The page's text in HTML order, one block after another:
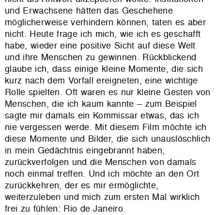
und Erwachsene hätten das Geschehene
möglicherweise verhindern können, taten es aber
nicht. Heute frage ich mich, wie ich es geschafft
habe, wieder eine positive Sicht auf diese Welt
und ihre Menschen zu gewinnen. Rückblickend
glaube ich, dass einige kleine Momente, die sich
kurz nach dem Vorfall ereigneten, eine wichtige
Rolle spielten. Oft waren es nur kleine Gesten von
Menschen, die ich kaum kannte – zum Beispiel
sagte mir damals ein Kommissar etwas, das ich
nie vergessen werde. Mit diesem Film möchte ich
diese Momente und Bilder, die sich unauslöschlich
in mein Gedächtnis eingebrannt haben,
zurückverfolgen und die Menschen von damals
noch einmal treffen. Und ich möchte an den Ort
zurückkehren, der es mir ermöglichte,
weiterzuleben und mich zum ersten Mal wirklich
frei zu fühlen: Rio de Janeiro.